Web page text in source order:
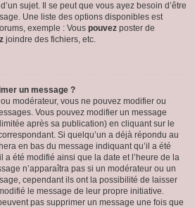
sujet. Il se peut que vous ayez besoin d’être
Une liste des options disponibles est
exemple : Vous pouvez poster de
joindre des fichiers, etc.
un message ?
modérateur, vous ne pouvez modifier ou
Vous pouvez modifier un message
après sa publication) en cliquant sur le
Si quelqu’un a déjà répondu au
en bas du message indiquant qu’il a été
a été modifié ainsi que la date et l’heure de la
n’apparaîtra pas si un modérateur ou un
cependant ils ont la possibilité de laisser
le message de leur propre initiative.
pas supprimer un message une fois que